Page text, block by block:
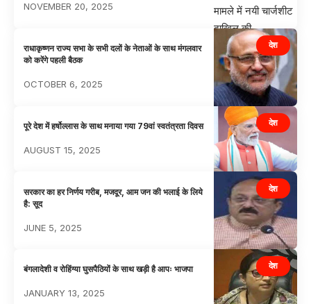
NOVEMBER 20, 2025
देश
राधाकृष्णन राज्य सभा के सभी दलों के नेताओं के साथ मंगलवार
को करेंगे पहली बैठक
OCTOBER 6, 2025
देश
पूरे देश में हर्षोल्लास के साथ मनाया गया 79वां स्वतंत्रता दिवस
AUGUST 15, 2025
देश
सरकार का हर निर्णय गरीब, मजदूर, आम जन की भलाई के लिये
है: सूद
JUNE 5, 2025
देश
बंगलादेशी व रोहिंग्या घुसपैठियों के साथ खड़ी है आपः भाजपा
JANUARY 13, 2025